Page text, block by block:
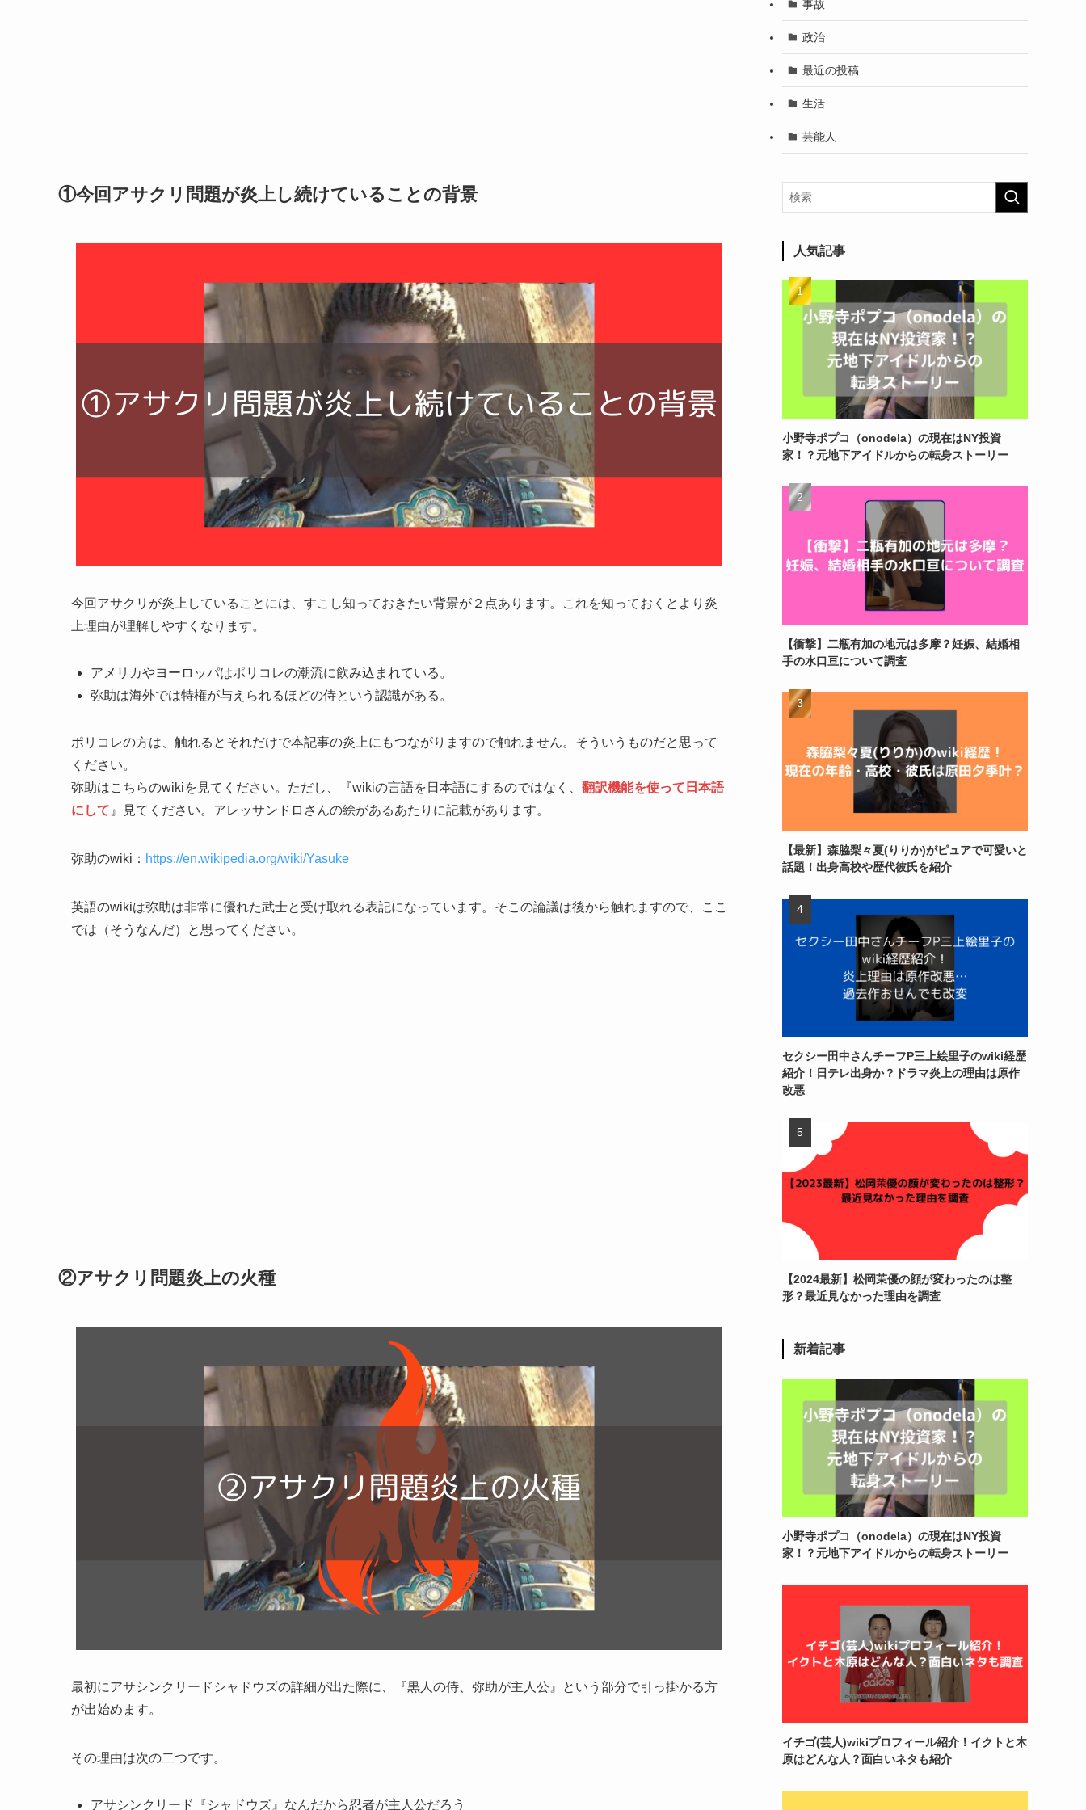
①今回アサクリ問題が炎上し続けていることの背景
今回アサクリが炎上していることには、すこし知っておきたい背景が２点あります。これを知っておくとより炎
上理由が理解しやすくなります。
アメリカやヨーロッパはポリコレの潮流に飲み込まれている。
弥助は海外では特権が与えられるほどの侍という認識がある。
ポリコレの方は、触れるとそれだけで本記事の炎上にもつながりますので触れません。そういうものだと思って
ください。
弥助はこちらのwikiを見てください。ただし、『wikiの言語を日本語にするのではなく、 翻訳機能を使って日本語
にして 』見てください。アレッサンドロさんの絵があるあたりに記載があります。
弥助のwiki： https://en.wikipedia.org/wiki/Yasuke
英語のwikiは弥助は非常に優れた武士と受け取れる表記になっています。そこの論議は後から触れますので、ここ
では（そうなんだ）と思ってください。
②アサクリ問題炎上の火種
最初にアサシンクリードシャドウズの詳細が出た際に、『黒人の侍、弥助が主人公』という部分で引っ掛かる方
が出始めます。
その理由は次の二つです。
アサシンクリード『シャドウズ』なんだから忍者が主人公だろう
事故
政治
最近の投稿
生活
芸能人
人気記事
小野寺ポプコ（onodela）の現在はNY投資
家！？元地下アイドルからの転身ストーリー
【衝撃】二瓶有加の地元は多摩？妊娠、結婚相
手の水口亘について調査
【最新】森脇梨々夏(りりか)がピュアで可愛いと
話題！出身高校や歴代彼氏を紹介
セクシー田中さんチーフP三上絵里子のwiki経歴
紹介！日テレ出身か？ドラマ炎上の理由は原作
改悪
【2024最新】松岡茉優の顔が変わったのは整
形？最近見なかった理由を調査
新着記事
小野寺ポプコ（onodela）の現在はNY投資
家！？元地下アイドルからの転身ストーリー
イチゴ(芸人)wikiプロフィール紹介！イクトと木
原はどんな人？面白いネタも紹介